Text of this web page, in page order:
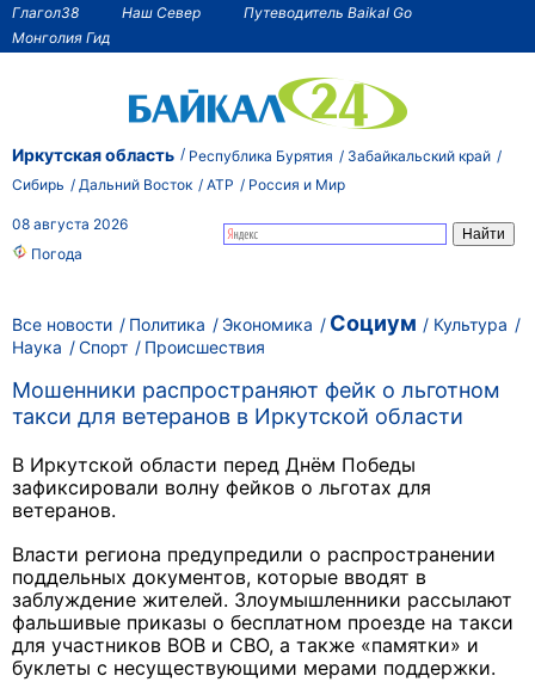
Глагол38 Наш Север
Путеводитель Baikal Go
Монголия Гид
Иркутская область Республика Бурятия
Забайкальский край
Сибирь
Дальний Восток АТР Россия и Мир
08 августа 2026
Погода
Все новости Политика Экономика Социум
Культура
Наука
Спорт Происшествия
Мошенники распространяют фейк о льготном
такси для ветеранов в Иркутской области
В Иркутской области перед Днём Победы
зафиксировали волну фейков о льготах для
ветеранов.
Власти региона предупредили о распространении
поддельных документов, которые вводят в
заблуждение жителей. Злоумышленники рассылают
фальшивые приказы о бесплатном проезде на такси
для участников ВОВ и СВО, а также «памятки» и
буклеты с несуществующими мерами поддержки.